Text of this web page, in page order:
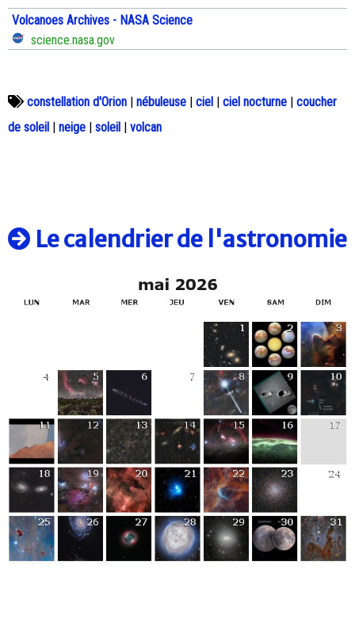
Volcanoes Archives - NASA Science
science.nasa.gov
constellation d'Orion nébuleuse ciel ciel nocturne
coucher
de soleil
neige soleil volcan
Le calendrier de l'astronomie